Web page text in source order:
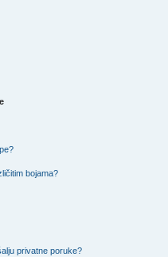
bojama?
privatne poruke?